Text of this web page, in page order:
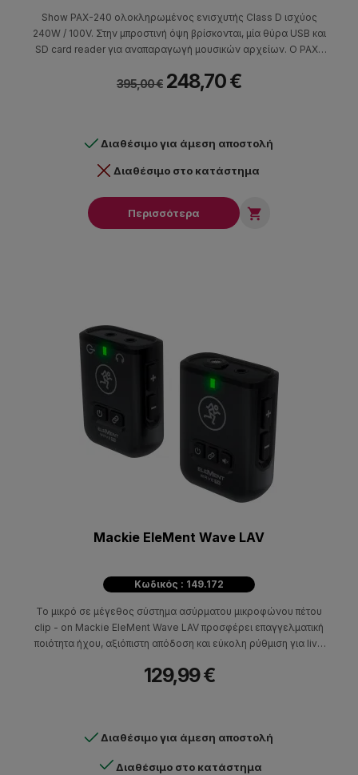
Show PAX-240 ολοκληρωμένος ενισχυτής Class D ισχύος
240W / 100V. Στην μπροστινή όψη βρίσκονται, μία θύρα USB και
SD card reader για αναπαραγωγή μουσικών αρχείων. Ο PAX-
μουσικής σε χώρους όπως εμπορικά καταστήματα, bar,
395,00 € 248,70 €
Διαθέσιμο για άμεση αποστολή
Διαθέσιμο στο κατάστημα
Περισσότερα 
Mackie EleMent Wave LAV
Κωδικός : 149.172
Το μικρό σε μέγεθος σύστημα ασύρματου μικροφώνου πέτου
clip - on Mackie EleMent Wave LAV προσφέρει επαγγελματική
ποιότητα ήχου, αξιόπιστη απόδοση και εύκολη ρύθμιση για live
ήχου χωρίς καλώδια!
129,99 €
Διαθέσιμο για άμεση αποστολή
Διαθέσιμο στο κατάστημα